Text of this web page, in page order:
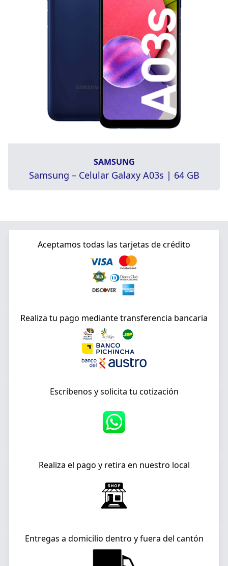
SAMSUNG
Samsung – Celular Galaxy A03s | 64 GB
Aceptamos todas las tarjetas de crédito
Realiza tu pago mediante transferencia bancaria
Escríbenos y solicita tu cotización
Realiza el pago y retira en nuestro local
Entregas a domicilio dentro y fuera del cantón